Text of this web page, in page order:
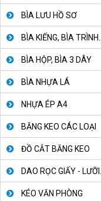
BÌA LƯU HỒ SƠ
BÌA KIẾNG, BÌA TRÌNH...
BÌA HỘP, BÌA 3 DÂY
BÌA NHỰA LÁ
NHỰA ÉP A4
BĂNG KEO CÁC LOẠI
ĐỒ CẮT BĂNG KEO
DAO RỌC GIẤY - LƯỠI...
KÉO VĂN PHÒNG